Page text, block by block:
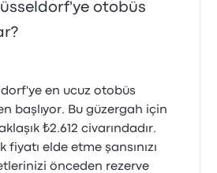
otobüs
en ucuz otobüs
başlıyor. Bu güzergah için
₺2.612 civarındadır.
fiyatı elde etme şansınızı
önceden rezerve